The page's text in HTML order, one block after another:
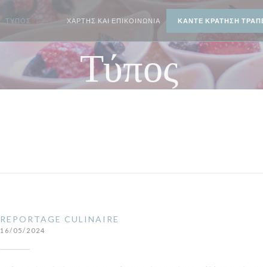
ΤΎΠΟΣ ΧΆΡΤΗΣ ΚΑΙ ΕΠΙΚΟΙΝΩΝΊΑ ΚΆΝΤΕ ΚΡΆΤΗΣΗ
Τύπος
REPORTAGE CULINAIRE
16/05/2024